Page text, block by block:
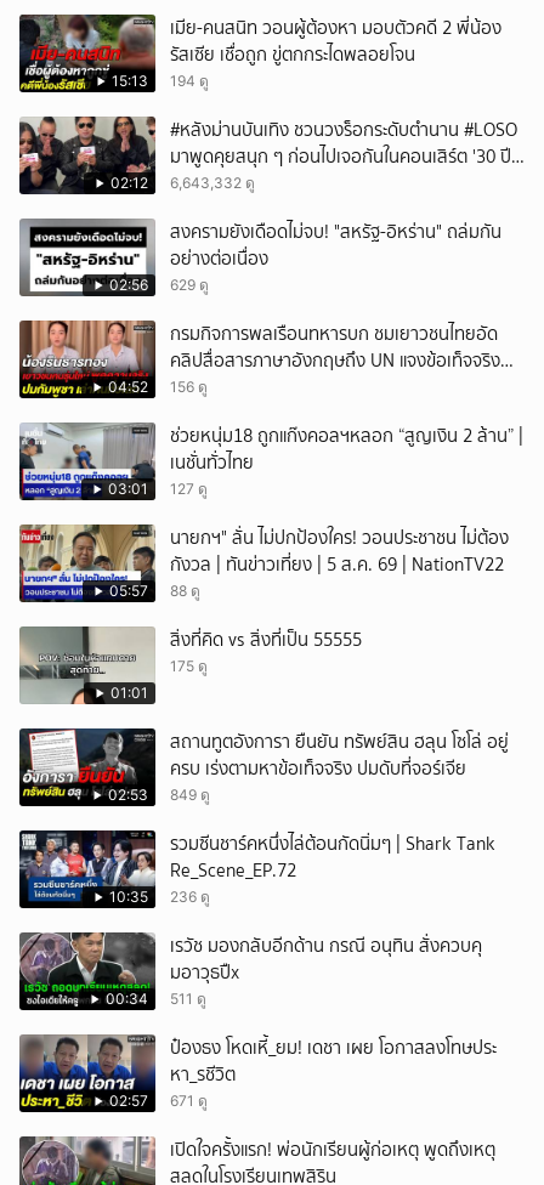
15:13
เมีย-คนสนิท วอนผู้ต้องหา มอบตัวคดี 2 พี่น้อง
รัสเซีย เชื่อถูก ขู่ตกกระไดพลอยโจน
194 ดู
02:12
#หลังม่านบันเทิง ชวนวงร็อกระดับตำนาน #LOSO
มาพูดคุยสนุก ๆ ก่อนไปเจอกันในคอนเสิร์ต '30 ปี
LOSO นานเท่าไรก็รอ'
6,643,332 ดู
02:56
สงครามยังเดือดไม่จบ! "สหรัฐ-อิหร่าน" ถล่มกัน
อย่างต่อเนื่อง
629 ดู
04:52
กรมกิจการพลเรือนทหารบก ชมเยาวชนไทยอัด
คลิปสื่อสารภาษาอังกฤษถึง UN แจงข้อเท็จจริง
ประวัติศาสตร์มนุษยธรรมไทย
156 ดู
03:01
ช่วยหนุ่ม18 ถูกแก๊งคอลฯหลอก “สูญเงิน 2 ล้าน” |
เนชั่นทั่วไทย
127 ดู
05:57
นายกฯ" ลั่น ไม่ปกป้องใคร! วอนประชาชน ไม่ต้อง
กังวล | ทันข่าวเที่ยง | 5 ส.ค. 69 | NationTV22
88 ดู
01:01
สิ่งที่คิด vs สิ่งที่เป็น 55555
175 ดู
02:53
สถานทูตอังการา ยืนยัน ทรัพย์สิน ฮลุน โซโล่ อยู่
ครบ เร่งตามหาข้อเท็จจริง ปมดับที่จอร์เจีย
849 ดู
10:35
รวมซีนชาร์คหนึ่งไล่ต้อนกัดนิ่มๆ | Shark Tank
Re_Scene_EP.72
236 ดู
00:34
เรวัช มองกลับอีกด้าน กรณี อนุทิน สั่งควบคุ
มอาวุธปืx
511 ดู
02:57
ป๋องธง โหดเหี้_ยม! เดชา เผย โอกาสลงโทษประ
หา_รชีวิต
671 ดู
เปิดใจครั้งแรก! พ่อนักเรียนผู้ก่อเหตุ พูดถึงเหตุ
สลดในโรงเรียนเทพสิริน